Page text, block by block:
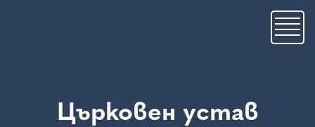
Църковен устав